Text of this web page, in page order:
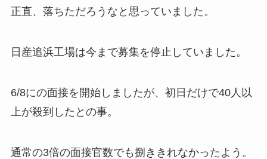
正直、落ちただろうなと思っていました。
日産追浜工場は今まで募集を停止していました。
6/8にの面接を開始しましたが、初日だけで40人以
上が殺到したとの事。
通常の3倍の面接官数でも捌ききれなかったよう。